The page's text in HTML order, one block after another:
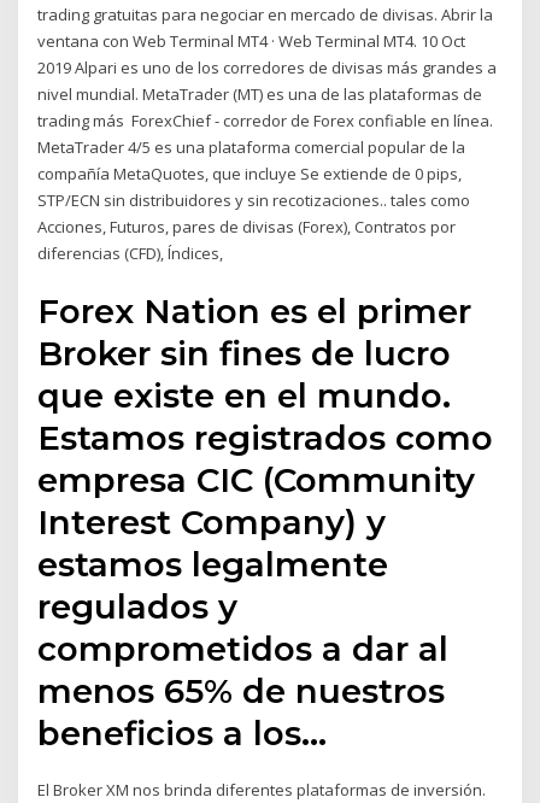
trading gratuitas para negociar en mercado de divisas. Abrir la
ventana con Web Terminal MT4 · Web Terminal MT4. 10 Oct
2019 Alpari es uno de los corredores de divisas más grandes a
nivel mundial. MetaTrader (MT) es una de las plataformas de
trading más ForexChief - corredor de Forex confiable en línea.
MetaTrader 4/5 es una plataforma comercial popular de la
compañía MetaQuotes, que incluye Se extiende de 0 pips,
STP/ECN sin distribuidores y sin recotizaciones.. tales como
Acciones, Futuros, pares de divisas (Forex), Contratos por
diferencias (CFD), Índices,
Forex Nation es el primer
Broker sin fines de lucro
que existe en el mundo.
Estamos registrados como
empresa CIC (Community
Interest Company) y
estamos legalmente
regulados y
comprometidos a dar al
menos 65% de nuestros
beneficios a los…
El Broker XM nos brinda diferentes plataformas de inversión.